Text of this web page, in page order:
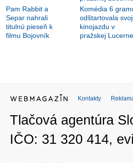
Pam Rabbit a
Separ nahrali
titulnú pieseň k
filmu Bojovník
Komédia 6
odštartovala
kinojazdu v
pražskej Lucerne
Kontakty
Tlačová agentúra
IČO: 31 320 414,